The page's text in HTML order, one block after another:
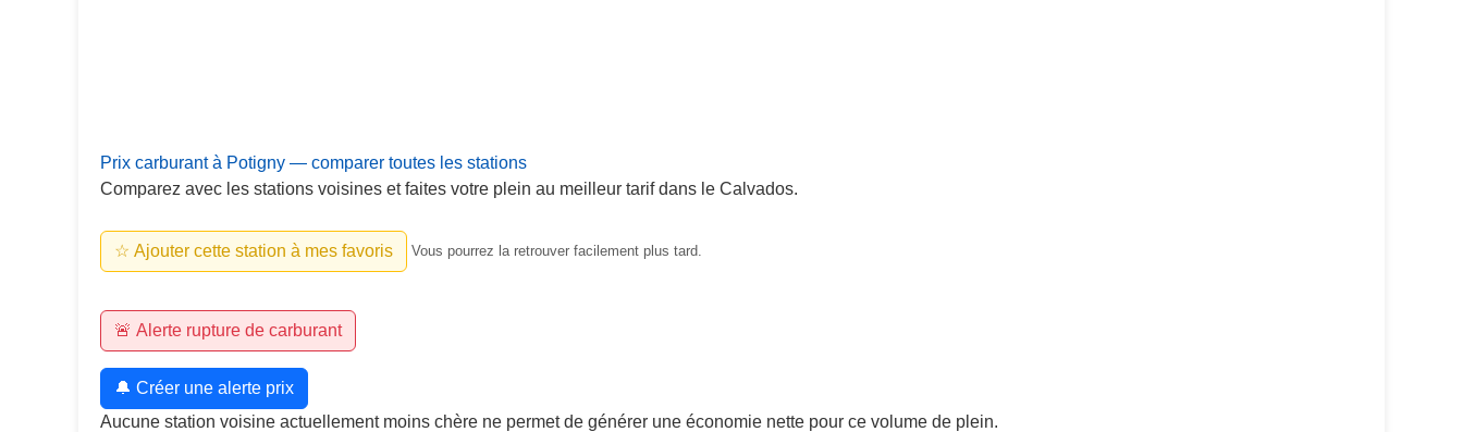
Prix carburant à Potigny — comparer toutes les stations
Comparez avec les stations voisines et faites votre plein au meilleur tarif dans le Calvados.
☆ Ajouter cette station à mes favoris Vous pourrez la retrouver facilement plus tard.
🚨 Alerte rupture de carburant
🔔 Créer une alerte prix
Aucune station voisine actuellement moins chère ne permet de générer une économie nette pour ce volume de plein.